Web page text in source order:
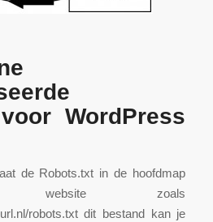
WordPress
de Robots.txt in de hoofdmap
zoals
robots.txt dit bestand kan je